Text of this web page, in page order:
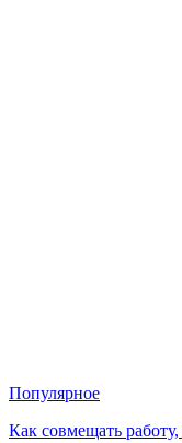
Популярное
Как совмещать